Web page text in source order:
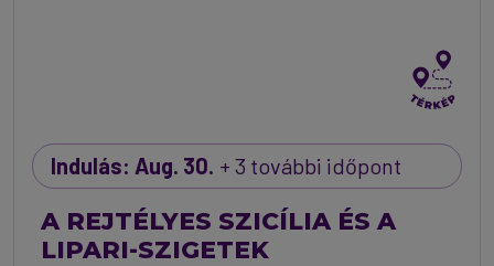
Indulás: Aug. 30. + 3 további időpont
A REJTÉLYES SZICÍLIA ÉS A
LIPARI-SZIGETEK